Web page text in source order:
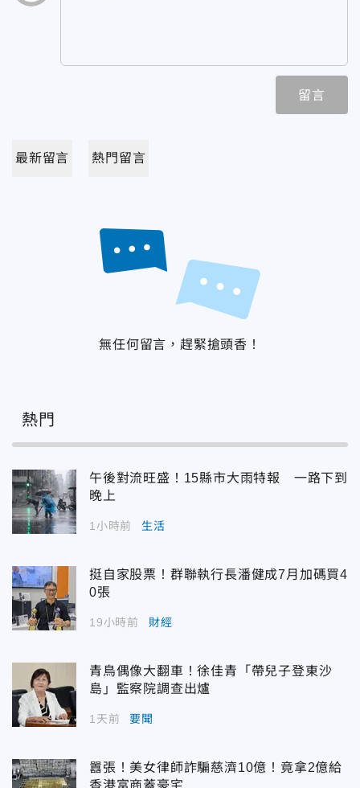
留言
最新留言 熱門留言
無任何留言，趕緊搶頭香！
熱門
午後對流旺盛！15縣市大雨特報 一路下到
晚上
1小時前 生活
挺自家股票！群聯執行長潘健成7月加碼買4
0張
19小時前 財經
青鳥偶像大翻車！徐佳青「帶兒子登東沙
島」監察院調查出爐
1天前 要聞
囂張！美女律師詐騙慈濟10億！竟拿2億給
香港富商蓋豪宅